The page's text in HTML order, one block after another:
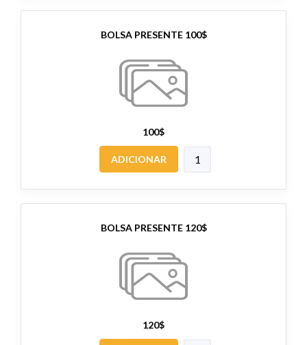
BOLSA PRESENTE 100$
100$
ADICIONAR
BOLSA PRESENTE 120$
120$